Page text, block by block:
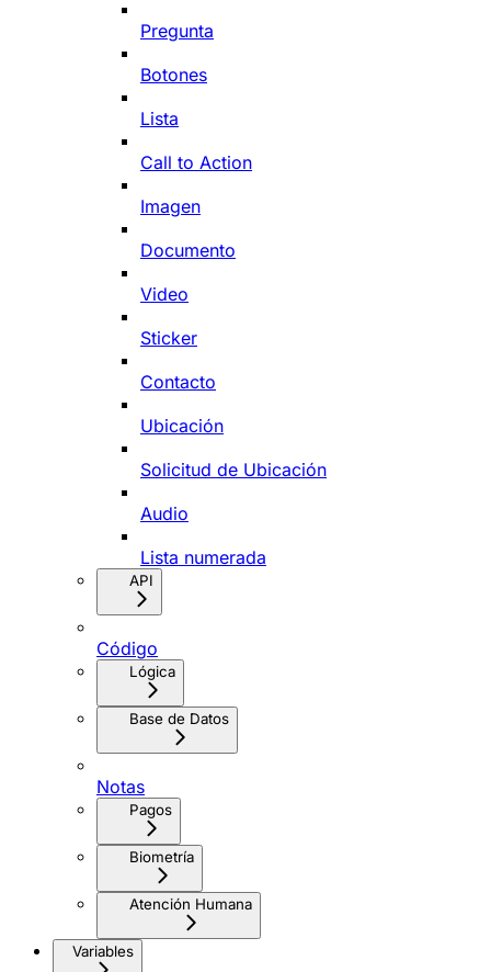
Pregunta
Botones
Lista
Call to Action
Imagen
Documento
Video
Sticker
Contacto
Ubicación
Solicitud de Ubicación
Audio
Lista numerada
API
Código
Lógica
Base de Datos
Notas
Pagos
Biometría
Atención Humana
Variables